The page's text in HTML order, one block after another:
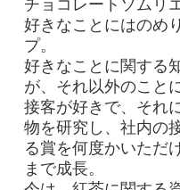
チョコレートソムリ
好きなことにはのめ
プ。
好きなことに関する
が、それ以外のこと
接客が好きで、それ
物を研究し、社内の
る賞を何度かいただ
まで成長。